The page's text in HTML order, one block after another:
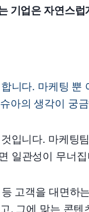
기업은 자연스럽
니다. 마케팅 뿐
아의 생각이 궁
입니다. 마케팅
일관성이 무너집
고객을 대면하
, 그에 맞는 콘텐